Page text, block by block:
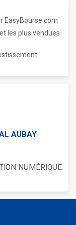
EasyBourse.com
les plus vendues
AUBAY
NUMÉRIQUE